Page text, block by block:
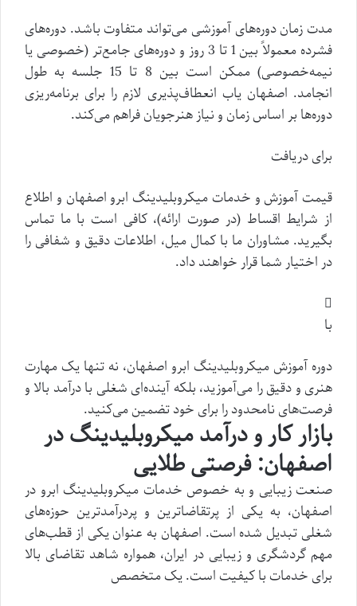
مدت زمان دوره‌های آموزشی می‌تواند متفاوت باشد. دوره‌های
فشرده معمولاً بین 1 تا 3 روز و دوره‌های جامع‌تر (خصوصی یا
نیمه‌خصوصی) ممکن است بین 8 تا 15 جلسه به طول
انجامد. اصفهان یاب انعطاف‌پذیری لازم را برای برنامه‌ریزی
دوره‌ها بر اساس زمان و نیاز هنرجویان فراهم می‌کند.
برای دریافت
قیمت آموزش و خدمات میکروبلیدینگ ابرو اصفهان و اطلاع
از شرایط اقساط (در صورت ارائه)، کافی است با ما تماس
بگیرید. مشاوران ما با کمال میل، اطلاعات دقیق و شفافی را
در اختیار شما قرار خواهند داد.
با
دوره آموزش میکروبلیدینگ ابرو اصفهان، نه تنها یک مهارت
هنری و دقیق را می‌آموزید، بلکه آینده‌ای شغلی با درآمد بالا و
فرصت‌های نامحدود را برای خود تضمین می‌کنید.
بازار کار و درآمد میکروبلیدینگ در
اصفهان: فرصتی طلایی
صنعت زیبایی و به خصوص خدمات میکروبلیدینگ ابرو در
اصفهان، به یکی از پرتقاضاترین و پردرآمدترین حوزه‌های
شغلی تبدیل شده است. اصفهان به عنوان یکی از قطب‌های
مهم گردشگری و زیبایی در ایران، همواره شاهد تقاضای بالا
برای خدمات با کیفیت است. یک متخصص